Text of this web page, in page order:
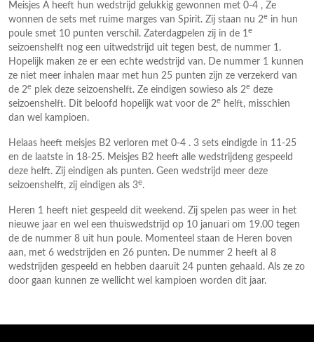
Meisjes A heeft hun wedstrijd gelukkig gewonnen met 0-4 , Ze
wonnen de sets met ruime marges van Spirit. Zij staan nu 2e in hun
poule smet 10 punten verschil. Zaterdagpelen zij in de 1e
seizoenshelft nog een uitwedstrijd uit tegen best, de nummer 1.
Hopelijk maken ze er een echte wedstrijd van. De nummer 1 kunnen
ze niet meer inhalen maar met hun 25 punten zijn ze verzekerd van
de 2e plek deze seizoenshelft. Ze eindigen sowieso als 2e deze
seizoenshelft. Dit beloofd hopelijk wat voor de 2e helft, misschien
dan wel kampioen.
Helaas heeft meisjes B2 verloren met 0-4 . 3 sets eindigde in 11-25
en de laatste in 18-25. Meisjes B2 heeft alle wedstrijdeng gespeeld
deze helft. Zij eindigen als punten. Geen wedstrijd meer deze
seizoenshelft, zij eindigen als 3e.
Heren 1 heeft niet gespeeld dit weekend. Zij spelen pas weer in het
nieuwe jaar en wel een thuiswedstrijd op 10 januari om 19.00 tegen
de de nummer 8 uit hun poule. Momenteel staan de Heren boven
aan, met 6 wedstrijden en 26 punten. De nummer 2 heeft al 8
wedstrijden gespeeld en hebben daaruit 24 punten gehaald. Als ze zo
door gaan kunnen ze wellicht wel kampioen worden dit jaar.